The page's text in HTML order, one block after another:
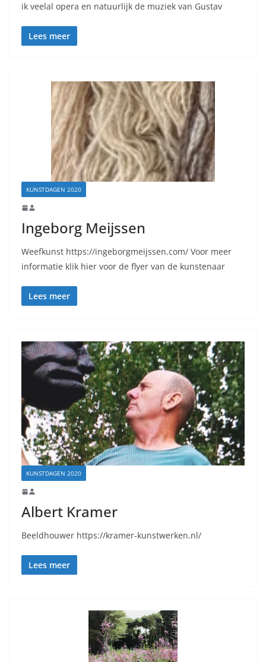
ik veelal opera en natuurlijk de muziek van Gustav
Lees meer
KUNSTDAGEN 2020
Ingeborg Meijssen
Weefkunst https://ingeborgmeijssen.com/ Voor meer
informatie klik hier voor de flyer van de kunstenaar
Lees meer
KUNSTDAGEN 2020
Albert Kramer
Beeldhouwer https://kramer-kunstwerken.nl/
Lees meer